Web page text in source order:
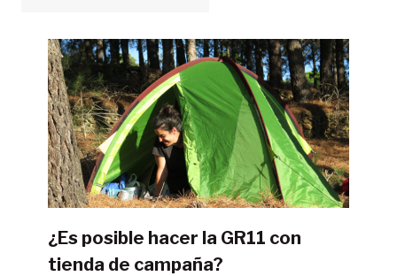
¿Es posible hacer la GR11 con
tienda de campaña?